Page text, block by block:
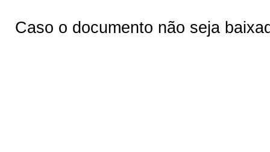
Caso o documento não seja